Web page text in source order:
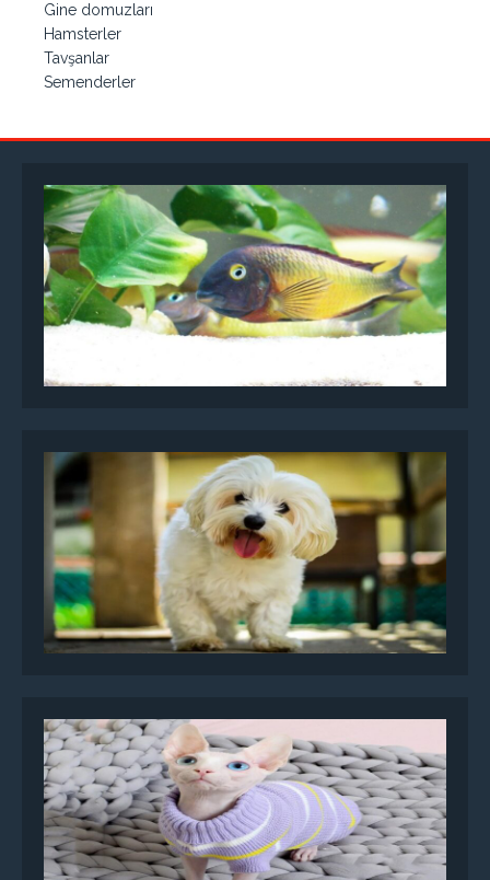
Gine domuzları
Hamsterler
Tavşanlar
Semenderler